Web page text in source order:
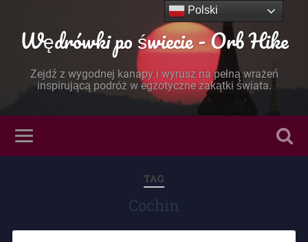
Wędrówki po świecie - Orb Hike
Zejdź z wygodnej kanapy i wyrusz na pełną wrażeń
inspirującą podróż w egzotyczne zakątki świata.
TAG
Cochin
Polski